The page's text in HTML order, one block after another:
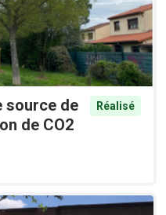
source de
de CO2
Réalisé